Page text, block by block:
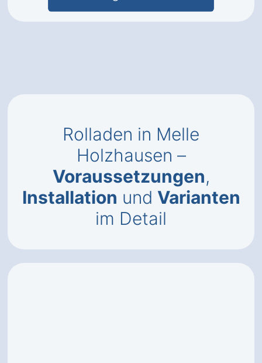
Rolladen in Melle
Holzhausen –
Voraussetzungen,
Installation und Varianten
im Detail